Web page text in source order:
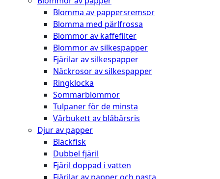
Blomma av pappersremsor
Blomma med pärlfrossa
Blommor av kaffefilter
Blommor av silkespapper
Fjärilar av silkespapper
Näckrosor av silkespapper
Ringklocka
Sommarblommor
Tulpaner för de minsta
Vårbukett av blåbärsris
Djur av papper
Bläckfisk
Dubbel fjäril
Fjäril doppad i vatten